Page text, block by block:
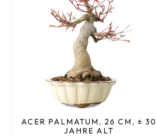
ACER PALMATUM, 26 CM, ± 30
JAHRE ALT